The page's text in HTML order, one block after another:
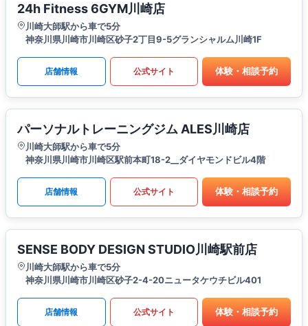
24h Fitness 6GYM川崎店
川崎大師駅から車で5分
神奈川県川崎市川崎区砂子2丁目9-5グランシャルム川崎1F
店舗情報 公式サイト 体験・相談予約
パーソナルトレーニングジム ALES川崎店
川崎大師駅から車で5分
神奈川県川崎市川崎区駅前本町18-2__ダイヤモンドビル4階
店舗情報 公式サイト 体験・相談予約
SENSE BODY DESIGN STUDIO川崎駅前店
川崎大師駅から車で5分
神奈川県川崎市川崎区砂子2-4-20ニュータケウチビル401
店舗情報 公式サイト 体験・相談予約